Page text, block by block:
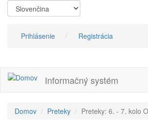
Skočiť
na
Prihlásenie Registrácia
Informačný systém
Domov Preteky Preteky: 6. - 7. kolo